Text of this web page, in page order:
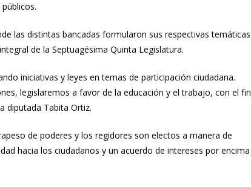
las distintas bancadas formularon sus respectivas temáticas
de la Septuagésima Quinta Legislatura.
iniciativas y leyes en temas de participación ciudadana.
legislaremos a favor de la educación y el trabajo, con el fin
diputada Tabita Ortiz.
de poderes y los regidores son electos a manera de
hacia los ciudadanos y un acuerdo de intereses por encima